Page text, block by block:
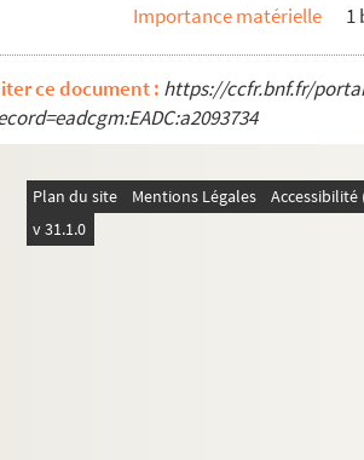
Importance matérielle
1
ce document : https://ccfr.bnf.fr/
Plan du site Mentions Légales
v 31.1.0